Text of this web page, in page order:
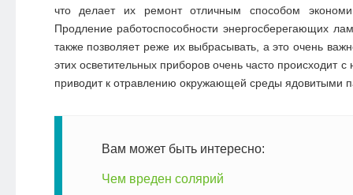
что делает их ремонт отличным способом
Продление работоспособности энергосберегающих
также позволяет реже их выбрасывать, а это очень
этих осветительных приборов очень часто происходит
приводит к отравлению окружающей среды ядовитыми
Вам может быть интересно:
Чем вреден солярий